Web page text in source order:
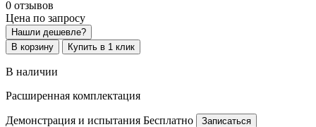
0 отзывов
Цена по запросу
Нашли дешевле?
В корзину
Купить в 1 клик
В наличии
Расширенная комплектация
Демонстрация и испытания Бесплатно Записаться